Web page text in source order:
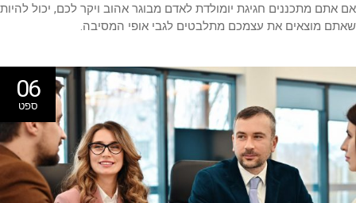
אתם מתכננים חגיגת יומולדת לאדם מבוגר אהוב ויקר לכם, יכול להיות
מוצאים את עצמכם מתלבטים לגבי אופי המסיבה.
06
ספט